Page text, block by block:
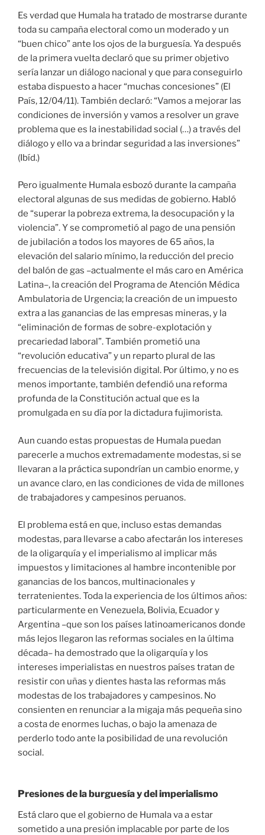
Es verdad que Humala ha tratado de mostrarse durante
toda su campaña electoral como un moderado y un
“buen chico” ante los ojos de la burguesía. Ya después
de la primera vuelta declaró que su primer objetivo
sería lanzar un diálogo nacional y que para conseguirlo
estaba dispuesto a hacer “muchas concesiones” (El
País, 12/04/11). También declaró: “Vamos a mejorar las
condiciones de inversión y vamos a resolver un grave
problema que es la inestabilidad social (…) a través del
diálogo y ello va a brindar seguridad a las inversiones”
(Ibíd.)
Pero igualmente Humala esbozó durante la campaña
electoral algunas de sus medidas de gobierno. Habló
de “superar la pobreza extrema, la desocupación y la
violencia”. Y se comprometió al pago de una pensión
de jubilación a todos los mayores de 65 años, la
elevación del salario mínimo, la reducción del precio
del balón de gas –actualmente el más caro en América
Latina–, la creación del Programa de Atención Médica
Ambulatoria de Urgencia; la creación de un impuesto
extra a las ganancias de las empresas mineras, y la
“eliminación de formas de sobre-explotación y
precariedad laboral”. También prometió una
“revolución educativa” y un reparto plural de las
frecuencias de la televisión digital. Por último, y no es
menos importante, también defendió una reforma
profunda de la Constitución actual que es la
promulgada en su día por la dictadura fujimorista.
Aun cuando estas propuestas de Humala puedan
parecerle a muchos extremadamente modestas, si se
llevaran a la práctica supondrían un cambio enorme, y
un avance claro, en las condiciones de vida de millones
de trabajadores y campesinos peruanos.
El problema está en que, incluso estas demandas
modestas, para llevarse a cabo afectarán los intereses
de la oligarquía y el imperialismo al implicar más
impuestos y limitaciones al hambre incontenible por
ganancias de los bancos, multinacionales y
terratenientes. Toda la experiencia de los últimos años:
particularmente en Venezuela, Bolivia, Ecuador y
Argentina –que son los países latinoamericanos donde
más lejos llegaron las reformas sociales en la última
década– ha demostrado que la oligarquía y los
intereses imperialistas en nuestros países tratan de
resistir con uñas y dientes hasta las reformas más
modestas de los trabajadores y campesinos. No
consienten en renunciar a la migaja más pequeña sino
a costa de enormes luchas, o bajo la amenaza de
perderlo todo ante la posibilidad de una revolución
social.
Presiones de la burguesía y del imperialismo
Está claro que el gobierno de Humala va a estar
sometido a una presión implacable por parte de los